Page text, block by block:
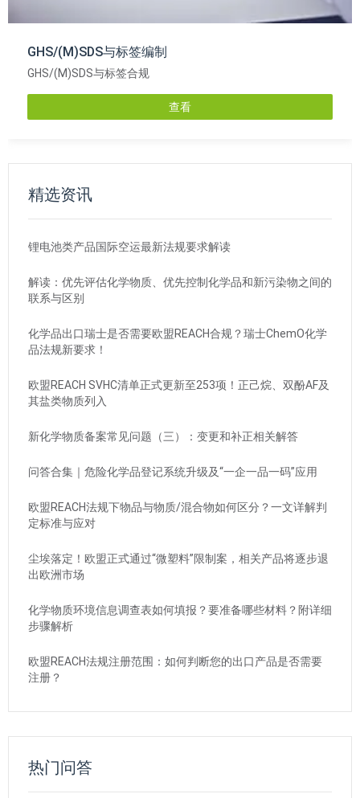
GHS/(M)SDS与标签编制
GHS/(M)SDS与标签合规
查看
精选资讯
锂电池类产品国际空运最新法规要求解读
解读：优先评估化学物质、优先控制化学品和新污染物之间的
联系与区别
化学品出口瑞士是否需要欧盟REACH合规？瑞士ChemO化学
品法规新要求！
欧盟REACH SVHC清单正式更新至253项！正己烷、双酚AF及
其盐类物质列入
新化学物质备案常见问题（三）：变更和补正相关解答
问答合集｜危险化学品登记系统升级及“一企一品一码”应用
欧盟REACH法规下物品与物质/混合物如何区分？一文详解判
定标准与应对
尘埃落定！欧盟正式通过“微塑料”限制案，相关产品将逐步退
出欧洲市场
化学物质环境信息调查表如何填报？要准备哪些材料？附详细
步骤解析
欧盟REACH法规注册范围：如何判断您的出口产品是否需要
注册？
热门问答